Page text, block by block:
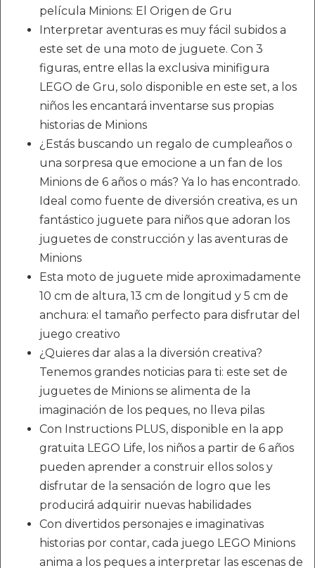
película Minions: El Origen de Gru
Interpretar aventuras es muy fácil subidos a
este set de una moto de juguete. Con 3
figuras, entre ellas la exclusiva minifigura
LEGO de Gru, solo disponible en este set, a los
niños les encantará inventarse sus propias
historias de Minions
¿Estás buscando un regalo de cumpleaños o
una sorpresa que emocione a un fan de los
Minions de 6 años o más? Ya lo has encontrado.
Ideal como fuente de diversión creativa, es un
fantástico juguete para niños que adoran los
juguetes de construcción y las aventuras de
Minions
Esta moto de juguete mide aproximadamente
10 cm de altura, 13 cm de longitud y 5 cm de
anchura: el tamaño perfecto para disfrutar del
juego creativo
¿Quieres dar alas a la diversión creativa?
Tenemos grandes noticias para ti: este set de
juguetes de Minions se alimenta de la
imaginación de los peques, no lleva pilas
Con Instructions PLUS, disponible en la app
gratuita LEGO Life, los niños a partir de 6 años
pueden aprender a construir ellos solos y
disfrutar de la sensación de logro que les
producirá adquirir nuevas habilidades
Con divertidos personajes e imaginativas
historias por contar, cada juego LEGO Minions
anima a los peques a interpretar las escenas de